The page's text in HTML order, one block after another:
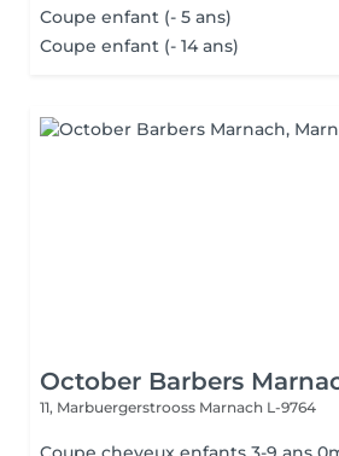
Coupe enfant (- 5 ans)
Coupe enfant (- 14 ans)
October Barbers
11, Marbuergerstrooss Marnach L-9764